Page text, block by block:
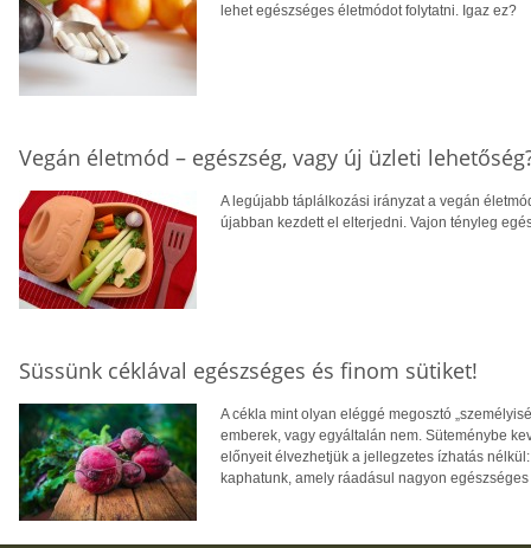
lehet egészséges életmódot folytatni. Igaz ez?
Vegán életmód – egészség, vagy új üzleti
A legújabb táplálkozási irányzat a vegán
újabban kezdett el elterjedni. Vajon tényleg
Süssünk céklával egészséges és finom sütiket!
A cékla mint olyan eléggé megosztó
emberek, vagy egyáltalán nem. Süteménybe
előnyeit élvezhetjük a jellegzetes ízhatás
kaphatunk, amely ráadásul nagyon egészséges